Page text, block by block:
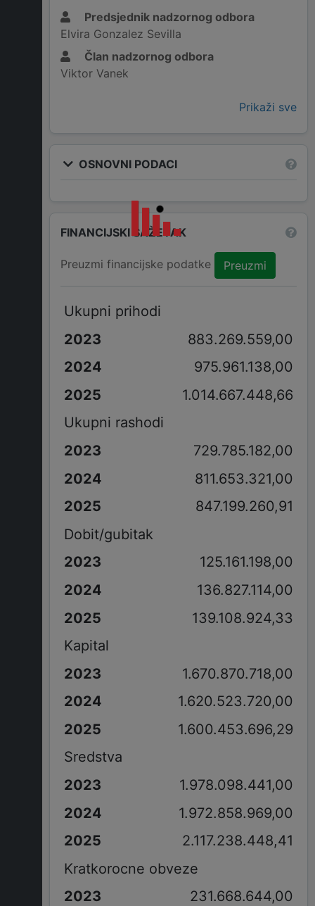
Predsjednik nadzornog odbora
Elvira Gonzalez Sevilla
Član nadzornog odbora
Viktor Vanek
Prikaži sve
OSNOVNI PODACI
FINANCIJSKI SAŽETAK
Preuzmi financijske podatke Preuzmi
Ukupni prihodi
883.269.559,00
975.961.138,00
1.014.667.448,66
Ukupni rashodi
729.785.182,00
811.653.321,00
847.199.260,91
Dobit/gubitak
125.161.198,00
136.827.114,00
139.108.924,33
Kapital
1.670.870.718,00
1.620.523.720,00
1.600.453.696,29
Sredstva
1.978.098.441,00
1.972.858.969,00
2.117.238.448,41
Kratkorocne obveze
231.668.644,00